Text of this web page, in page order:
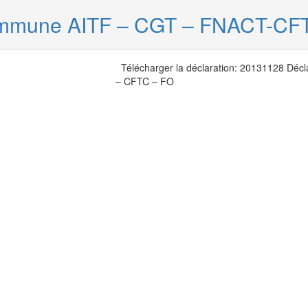
AITF – CGT – FNACT-
Télécharger la déclaration: 20131128
– CFTC – FO